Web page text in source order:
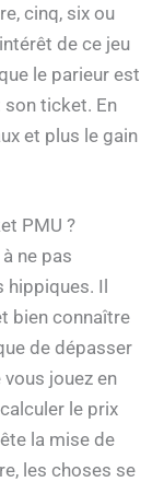
cinq, six ou
de ce jeu
le parieur est
son ticket. En
et plus le gain
PMU ?
ne pas
hippiques. Il
bien connaître
de dépasser
vous jouez en
le prix
la mise de
les choses se